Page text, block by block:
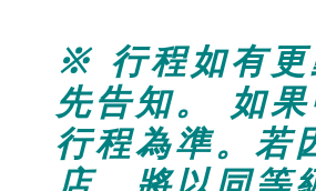
※ 行程如有更
先告知。 如
行程為準。若